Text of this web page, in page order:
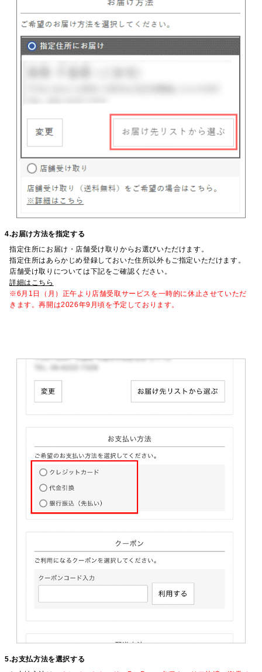
4.お届け方法を指定する
指定住所にお届け・店舗受け取りからお選びいただけます。
指定住所はあらかじめ登録しておいた住所以外もご指定いただけます。
店舗受け取りについては下記をご確認ください。
詳細はこちら
※6月1日（月）正午より店舗受取サービスを一時的に休止させていただ
きます。再開は2026年9月頃を予定しております。
5.お支払方法を選択する